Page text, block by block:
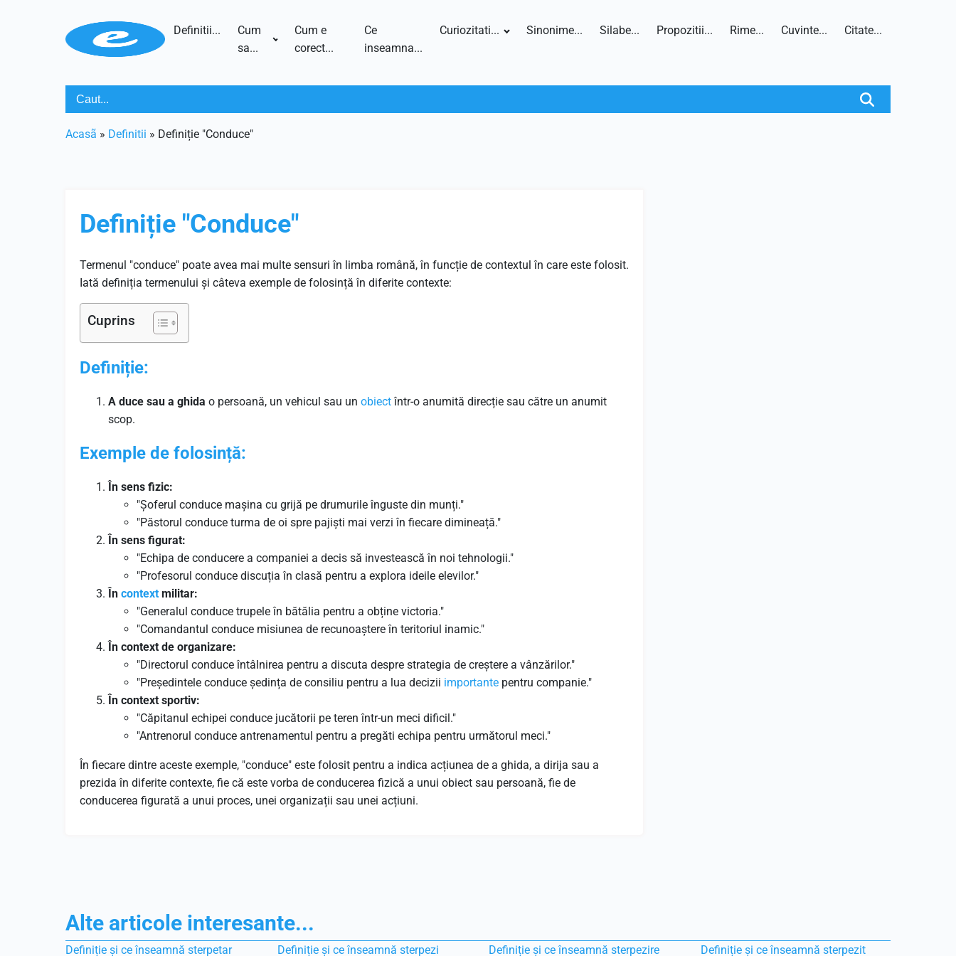
Definitii...
Cum
sa...
Cum e
corect...
Ce
inseamna...
Curiozitati... Sinonime... Silabe... Propozitii... Rime... Cuvinte... Citate...
Acasã » Definitii » Definiție "Conduce"
Definiție "Conduce"
Termenul "conduce" poate avea mai multe sensuri în limba română, în funcție de contextul în care este folosit.
Iată definiția termenului și câteva exemple de folosință în diferite contexte:
Cuprins
Definiție:
A duce sau a ghida o persoană, un vehicul sau un obiectîntr-o anumită direcție sau către un anumit
scop.
Exemple de folosință:
În sens fizic:
"Șoferul conduce mașina cu grijă pe drumurile înguste din munți."
"Păstorul conduce turma de oi spre pajiști mai verzi în fiecare dimineață."
În sens figurat:
"Echipa de conducere a companiei a decis să investească în noi tehnologii."
"Profesorul conduce discuția în clasă pentru a explora ideile elevilor."
În context militar:
"Generalul conduce trupele în bătălia pentru a obține victoria."
"Comandantul conduce misiunea de recunoaștere în teritoriul inamic."
În context de organizare:
"Directorul conduce întâlnirea pentru a discuta despre strategia de creștere a vânzărilor."
"Președintele conduce ședința de consiliu pentru a lua decizii importante pentru companie."
În context sportiv:
"Căpitanul echipei conduce jucătorii pe teren într-un meci dificil."
"Antrenorul conduce antrenamentul pentru a pregăti echipa pentru următorul meci."
În fiecare dintre aceste exemple, "conduce" este folosit pentru a indica acțiunea de a ghida, a dirija sau a
prezida în diferite contexte, fie că este vorba de conducerea fizică a unui obiect sau persoană, fie de
conducerea figurată a unui proces, unei organizații sau unei acțiuni.
Alte articole interesante...
Definiție și ce înseamnă sterpetar Definiție și ce înseamnă sterpezi Definiție și ce înseamnă sterpezire Definiție și ce înseamnă sterpezit